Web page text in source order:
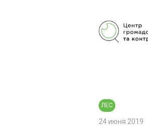
ЛЕС
24 июня 2019